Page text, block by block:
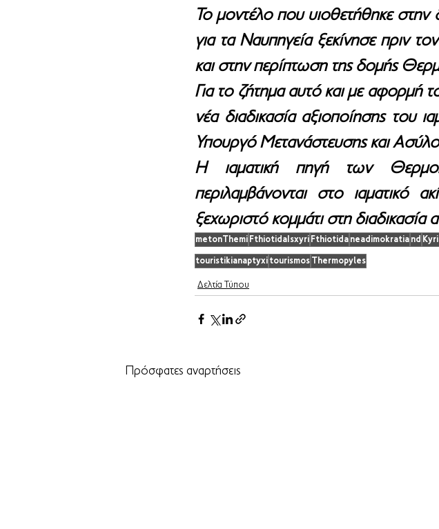
Το μοντέλο που υιοθετήθηκε
για τα Ναυπηγεία ξεκίνησε πριν
και στην περίπτωση της δομής
Για το ζήτημα αυτό και με αφορμή
νέα διαδικασία αξιοποίησης του
Υπουργό Μετανάστευσης και
Η ιαματική πηγή των
περιλαμβάνονται στο ιαματικό
ξεχωριστό κομμάτι στη
metonThemi FthiotidaIsxyri Fthiotida neadimokratia nd
touristikianaptyxi tourismos Thermopyles
Δελτία Τύπου
Πρόσφατες αναρτήσεις